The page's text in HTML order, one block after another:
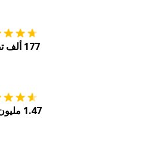
177 ألف تصنيف
1.47 مليون تقييم